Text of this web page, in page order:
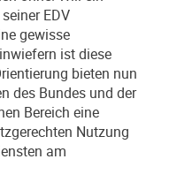
EDV
gewisse
ist diese
bieten nun
des Bundes und der
Bereich eine
Nutzung
am